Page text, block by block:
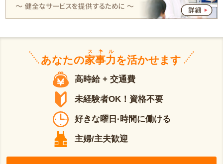
あなたの家事力
スキル
を活かせます
高時給 + 交通費
未経験者OK！資格不要
好きな曜日·時間に働ける
主婦/主夫歓迎